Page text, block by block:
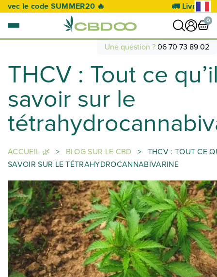
🚛 Livraison offerte à partir de 50€ 🚛
0
0 article VOIR PANIER
Votre panier est vide.
Une question ? 06 70 73 89 02
THCV : Tout ce
savoir sur le
ACCUEIL 🌿 > BLOG SUR LE CBD >
THCV : TOUT CE
SAVOIR SUR LE TÉTRAHYDROCANNABIVARINE